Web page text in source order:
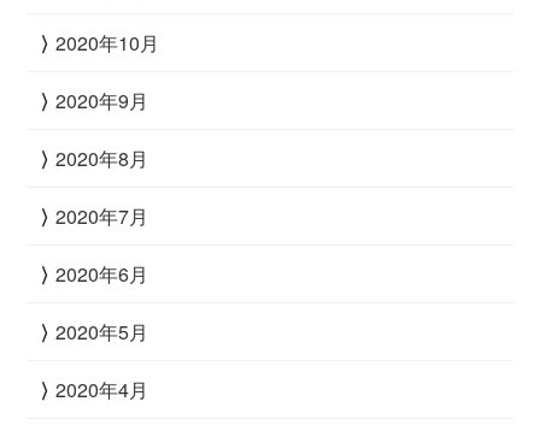
2020年10月
2020年9月
2020年8月
2020年7月
2020年6月
2020年5月
2020年4月